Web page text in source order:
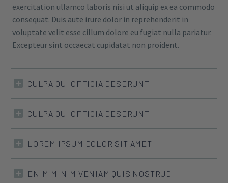
exercitation ullamco laboris nisi ut aliquip ex ea commodo
consequat. Duis aute irure dolor in reprehenderit in
voluptate velit esse cillum dolore eu fugiat nulla pariatur.
Excepteur sint occaecat cupidatat non proident.
CULPA QUI OFFICIA DESERUNT
CULPA QUI OFFICIA DESERUNT
LOREM IPSUM DOLOR SIT AMET
ENIM MINIM VENIAM QUIS NOSTRUD